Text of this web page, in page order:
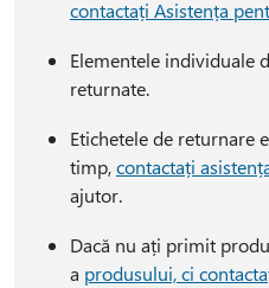
contactați Asistența
Elementele individuale
returnate.
Etichetele de returnare
timp,contactați
ajutor.
Dacă nu ați primit
a produsului, ci